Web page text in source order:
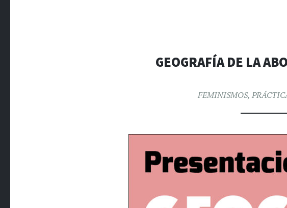
GEOGRAFÍA DE LA
FEMINISMOS,